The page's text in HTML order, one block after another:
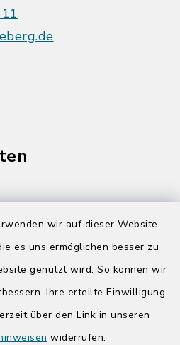
wir auf dieser Website
es uns ermöglichen besser zu
genutzt wird. So können wir
Ihre erteilte Einwilligung
über den Link in unseren
widerrufen.